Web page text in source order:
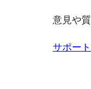
意見や
サポー